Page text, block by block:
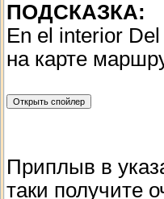
ПОДСКАЗКА:
En el interior
на карте
Приплыв в
таки получите